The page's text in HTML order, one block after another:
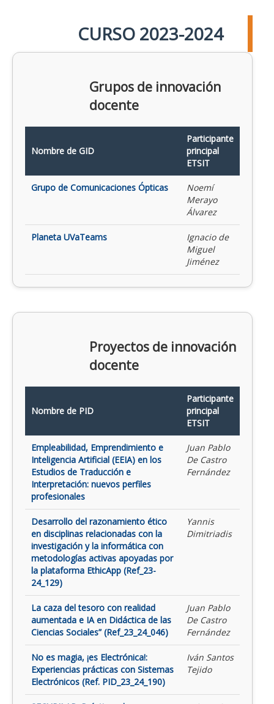
CURSO 2023-2024
Grupos de innovación
docente
Nombre de GID
Participante
principal
ETSIT
Grupo de Comunicaciones Ópticas
Noemí
Merayo
Álvarez
Planeta UVaTeams
Ignacio de
Miguel
Jiménez
Proyectos de innovación
docente
Nombre de PID
Participante
principal
ETSIT
Empleabilidad, Emprendimiento e
Inteligencia Artificial (EEIA) en los
Estudios de Traducción e
Interpretación: nuevos perfiles
profesionales
Juan Pablo
De Castro
Fernández
Desarrollo del razonamiento ético
en disciplinas relacionadas con la
investigación y la informática con
metodologías activas apoyadas por
la plataforma EthicApp (Ref_23-
24_129)
Yannis
Dimitriadis
La caza del tesoro con realidad
aumentada e IA en Didáctica de las
Ciencias Sociales” (Ref_23_24_046)
Juan Pablo
De Castro
Fernández
No es magia, ¡es Electrónica!:
Experiencias prácticas con Sistemas
Electrónicos (Ref. PID_23_24_190)
Iván Santos
Tejido